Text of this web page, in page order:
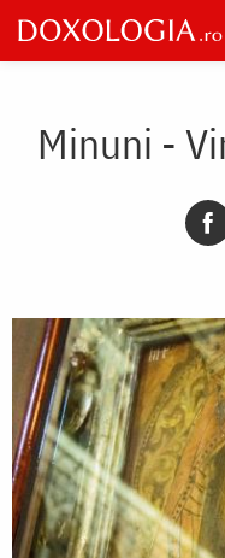
Skip
to
main
Minuni -